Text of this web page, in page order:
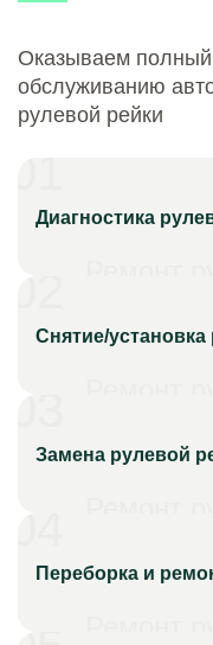
Оказываем полный
обслуживанию
рулевой рейки
Диагностика
Снятие/
Замена рулевой
Переборка и